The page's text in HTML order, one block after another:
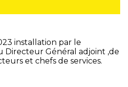
installation par le
Directeur Général adjoint ,de
et chefs de services.